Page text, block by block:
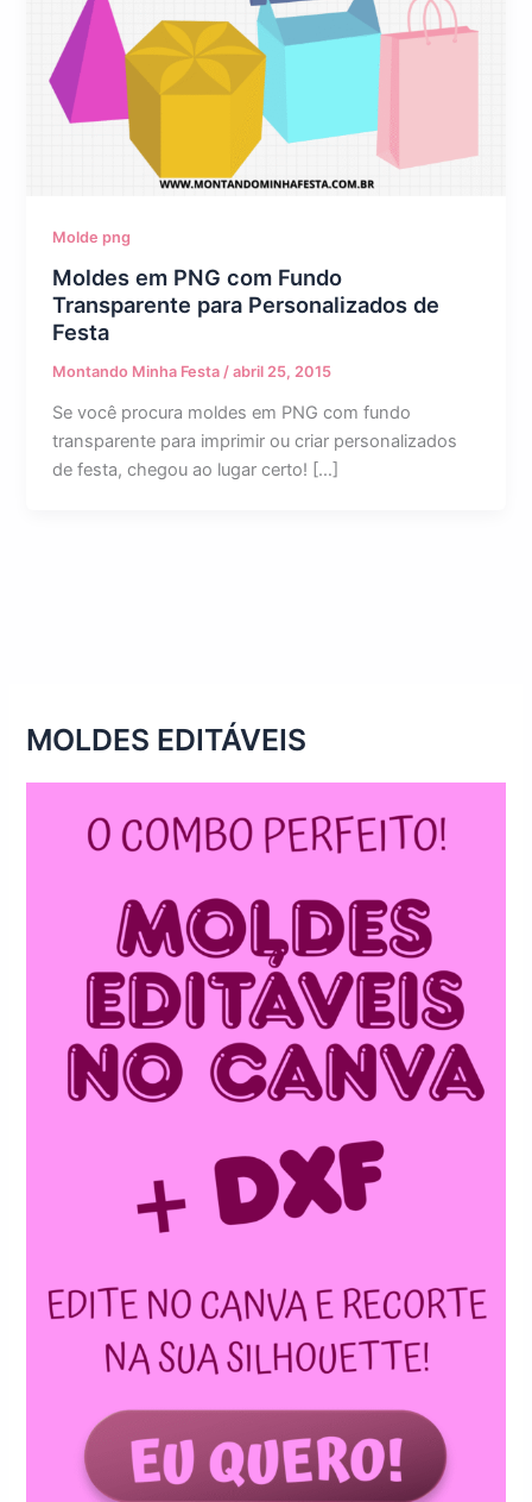
Molde png
Moldes em PNG com Fundo
Transparente para Personalizados de
Festa
Montando Minha Festa/abril 25, 2015
Se você procura moldes em PNG com fundo
transparente para imprimir ou criar personalizados
de festa, chegou ao lugar certo! […]
MOLDES EDITÁVEIS